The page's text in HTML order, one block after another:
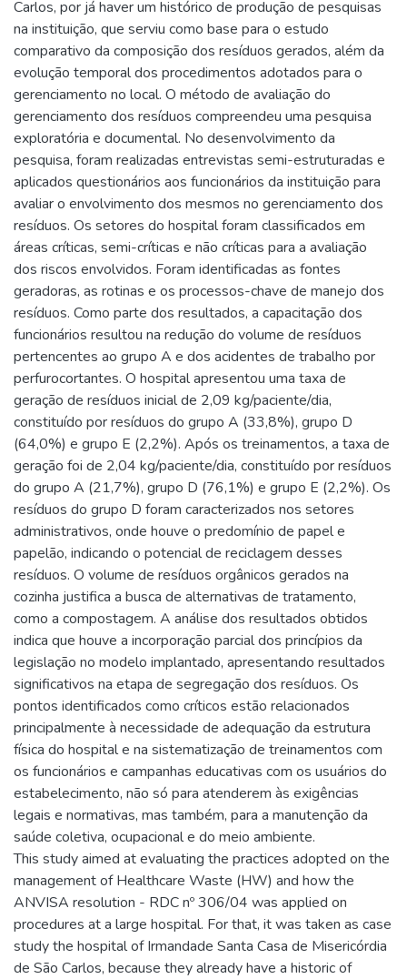
Carlos, por já haver um histórico de produção de pesquisas
na instituição, que serviu como base para o estudo
comparativo da composição dos resíduos gerados, além da
evolução temporal dos procedimentos adotados para o
gerenciamento no local. O método de avaliação do
gerenciamento dos resíduos compreendeu uma pesquisa
exploratória e documental. No desenvolvimento da
pesquisa, foram realizadas entrevistas semi-estruturadas e
aplicados questionários aos funcionários da instituição para
avaliar o envolvimento dos mesmos no gerenciamento dos
resíduos. Os setores do hospital foram classificados em
áreas críticas, semi-críticas e não críticas para a avaliação
dos riscos envolvidos. Foram identificadas as fontes
geradoras, as rotinas e os processos-chave de manejo dos
resíduos. Como parte dos resultados, a capacitação dos
funcionários resultou na redução do volume de resíduos
pertencentes ao grupo A e dos acidentes de trabalho por
perfurocortantes. O hospital apresentou uma taxa de
geração de resíduos inicial de 2,09 kg/paciente/dia,
constituído por resíduos do grupo A (33,8%), grupo D
(64,0%) e grupo E (2,2%). Após os treinamentos, a taxa de
geração foi de 2,04 kg/paciente/dia, constituído por resíduos
do grupo A (21,7%), grupo D (76,1%) e grupo E (2,2%). Os
resíduos do grupo D foram caracterizados nos setores
administrativos, onde houve o predomínio de papel e
papelão, indicando o potencial de reciclagem desses
resíduos. O volume de resíduos orgânicos gerados na
cozinha justifica a busca de alternativas de tratamento,
como a compostagem. A análise dos resultados obtidos
indica que houve a incorporação parcial dos princípios da
legislação no modelo implantado, apresentando resultados
significativos na etapa de segregação dos resíduos. Os
pontos identificados como críticos estão relacionados
principalmente à necessidade de adequação da estrutura
física do hospital e na sistematização de treinamentos com
os funcionários e campanhas educativas com os usuários do
estabelecimento, não só para atenderem às exigências
legais e normativas, mas também, para a manutenção da
saúde coletiva, ocupacional e do meio ambiente.
This study aimed at evaluating the practices adopted on the
management of Healthcare Waste (HW) and how the
ANVISA resolution - RDC nº 306/04 was applied on
procedures at a large hospital. For that, it was taken as case
study the hospital of Irmandade Santa Casa de Misericórdia
de São Carlos, because they already have a historic of